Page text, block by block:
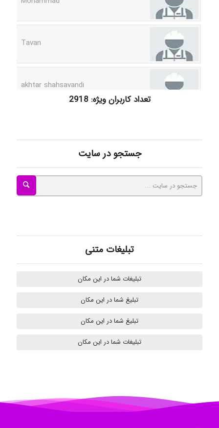
kimiya zirakpoor
Nazaninkarkon
Mohammad
تعداد کاربران ویژه: 2918
جستجو در سایت
تبلیغات متنی
تبلیغات شما در این مکان
تبلیغ شما در این مکان
تبلیغ شما در این مکان
تبلیغات شما در این مکان